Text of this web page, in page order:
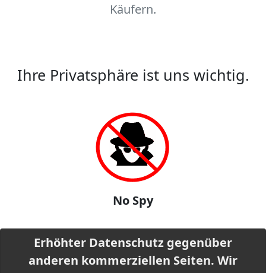
Käufern.
Ihre Privatsphäre ist uns wichtig.
No Spy
Erhöhter Datenschutz gegenüber
anderen kommerziellen Seiten. Wir